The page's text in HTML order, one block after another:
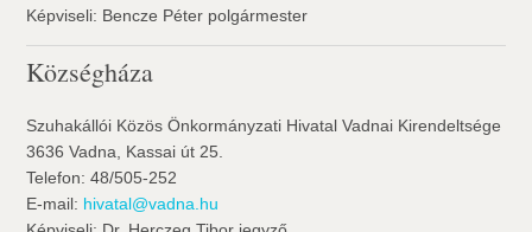
Képviseli: Bencze Péter polgármester
Községháza
Szuhakállói Közös Önkormányzati Hivatal Vadnai Kirendeltsége
3636 Vadna, Kassai út 25.
Telefon: 48/505-252
E-mail: hivatal@vadna.hu